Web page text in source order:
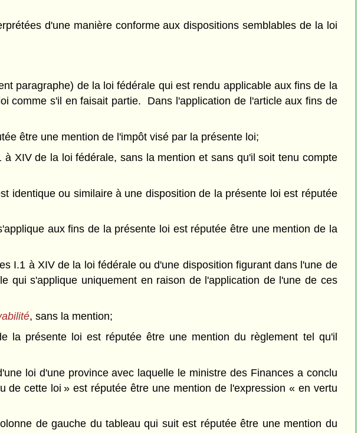
d'une manière conforme aux dispositions semblables de la loi
paragraphe) de la loi fédérale qui est rendu applicable aux fins de la
comme s'il en faisait partie. Dans l'application de l'article aux fins de
être une mention de l'impôt visé par la présente loi;
XIV de la loi fédérale, sans la mention et sans qu'il soit tenu compte
identique ou similaire à une disposition de la présente loi est réputée
aux fins de la présente loi est réputée être une mention de la
I.1 à XIV de la loi fédérale ou d'une disposition figurant dans l'une de
qui s'applique uniquement en raison de l'application de l'une de ces
, sans la mention;
la présente loi est réputée être une mention du règlement tel qu'il
loi d'une province avec laquelle le ministre des Finances a conclu
cette loi » est réputée être une mention de l'expression « en vertu
de gauche du tableau qui suit est réputée être une mention du